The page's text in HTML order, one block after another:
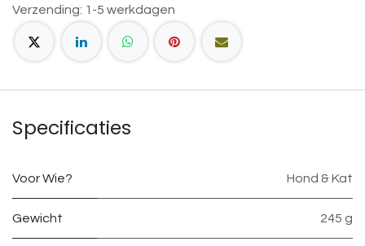
Verzending: 1-5 werkdagen
Specificaties
Voor Wie? Hond & Kat
Gewicht 245 g